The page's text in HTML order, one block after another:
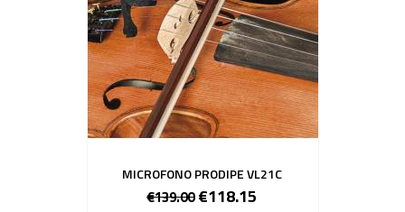
MICROFONO PRODIPE VL21C
€139.00 €118.15